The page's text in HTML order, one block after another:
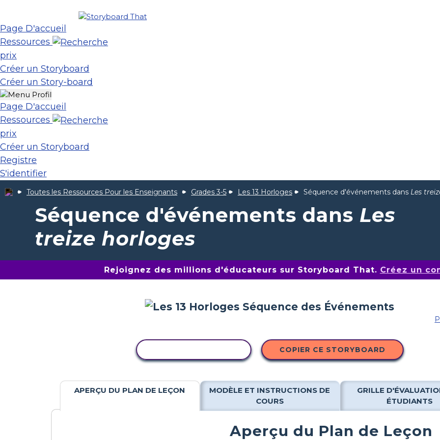
Page D'accueil
Ressources
prix
Créer un Storyboard
Créer un Story-board
Page D'accueil
Ressources
prix
Créer un Storyboard
Registre
S'identifier
Toutes les Ressources Pour les Enseignants Grades 3-5 Les 13 Horloges Séquence d'événements dans Les
Séquence d'événements dans Les
treize horloges
Rejoignez des millions d'éducateurs sur Storyboard That. Créez un
COPIER CE STORYBOARD
APERÇU DU PLAN DE LEÇON
MODÈLE ET INSTRUCTIONS DE
COURS
GRILLE
ÉTUDIANTS
Aperçu du Plan de Leçon